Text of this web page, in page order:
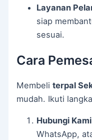
Layanan
siap
sesuai.
Cara
Membeliterpal
mudah. Ikuti
Hubungi Kami
WhatsApp,